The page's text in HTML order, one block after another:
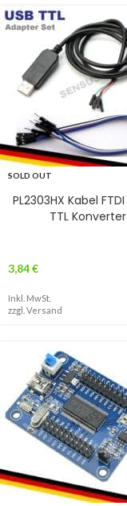
SOLD OUT
PL2303HX Kabel
TTL Konverter
3,84€
Inkl. MwSt.
zzgl. Versand